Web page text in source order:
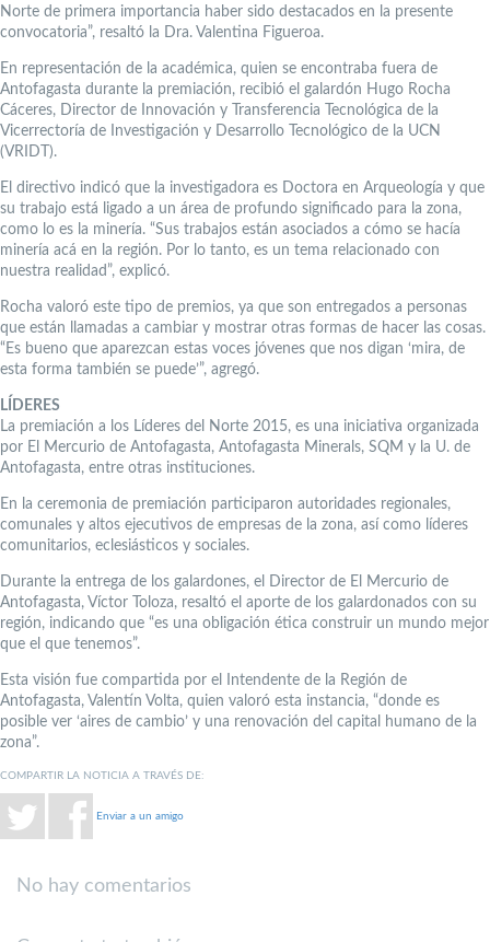
Norte de primera importancia haber sido destacados en la presente
convocatoria”, resaltó la Dra. Valentina Figueroa.
En representación de la académica, quien se encontraba fuera de
Antofagasta durante la premiación, recibió el galardón Hugo Rocha
Cáceres, Director de Innovación y Transferencia Tecnológica de la
Vicerrectoría de Investigación y Desarrollo Tecnológico de la UCN
(VRIDT).
El directivo indicó que la investigadora es Doctora en Arqueología y que
su trabajo está ligado a un área de profundo significado para la zona,
como lo es la minería. “Sus trabajos están asociados a cómo se hacía
minería acá en la región. Por lo tanto, es un tema relacionado con
nuestra realidad”, explicó.
Rocha valoró este tipo de premios, ya que son entregados a personas
que están llamadas a cambiar y mostrar otras formas de hacer las cosas.
“Es bueno que aparezcan estas voces jóvenes que nos digan ‘mira, de
esta forma también se puede’”, agregó.
LÍDERES
La premiación a los Líderes del Norte 2015, es una iniciativa organizada
por El Mercurio de Antofagasta, Antofagasta Minerals, SQM y la U. de
Antofagasta, entre otras instituciones.
En la ceremonia de premiación participaron autoridades regionales,
comunales y altos ejecutivos de empresas de la zona, así como líderes
comunitarios, eclesiásticos y sociales.
Durante la entrega de los galardones, el Director de El Mercurio de
Antofagasta, Víctor Toloza, resaltó el aporte de los galardonados con su
región, indicando que “es una obligación ética construir un mundo mejor
que el que tenemos”.
Esta visión fue compartida por el Intendente de la Región de
Antofagasta, Valentín Volta, quien valoró esta instancia, “donde es
posible ver ‘aires de cambio’ y una renovación del capital humano de la
zona”.
COMPARTIR LA NOTICIA A TRAVÉS DE:
Enviar a un amigo
No hay comentarios